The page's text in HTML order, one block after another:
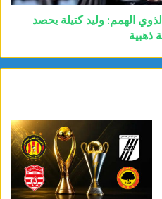
الهمم: وليد كتيلة يحصد
ذهبية